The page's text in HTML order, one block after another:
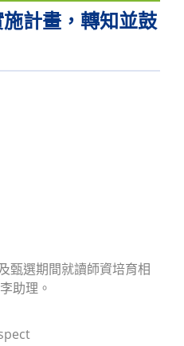
計畫，轉知並鼓
甄選期間就讀師資培育相
助理。